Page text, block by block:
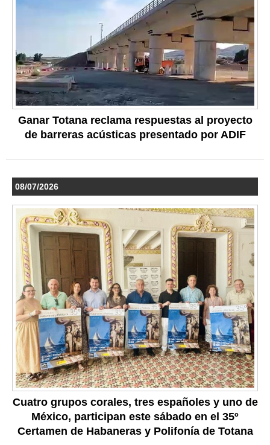
Ganar Totana reclama respuestas al proyecto
de barreras acústicas presentado por ADIF
08/07/2026
Cuatro grupos corales, tres españoles y uno de
México, participan este sábado en el 35º
Certamen de Habaneras y Polifonía de Totana